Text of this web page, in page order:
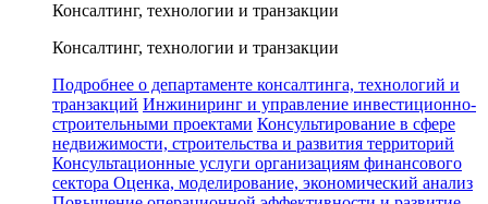
Консалтинг, технологии и транзакции
Консалтинг, технологии и транзакции
Подробнее о департаменте консалтинга, технологий и
транзакций Инжиниринг и управление инвестиционно-
строительными проектами Консультирование в сфере
недвижимости, строительства и развития территорий
Консультационные услуги организациям финансового
сектора Оценка, моделирование, экономический анализ